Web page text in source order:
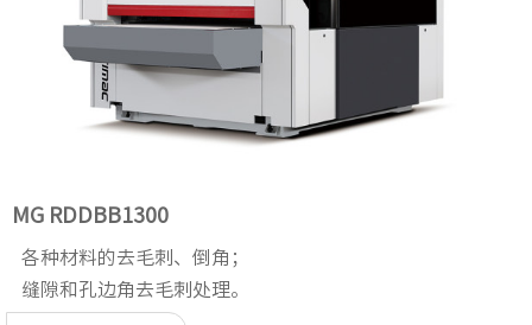
MG RDDBB1300
各种材料的去毛刺、倒角；
缝隙和孔边角去毛刺处理。